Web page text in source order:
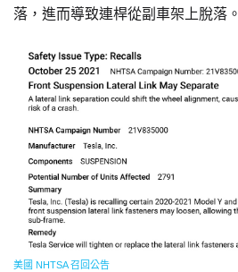
落，進而導致連桿從副車架上脫落。
美國 NHTSA 召回公告